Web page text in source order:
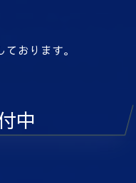
おります。
中